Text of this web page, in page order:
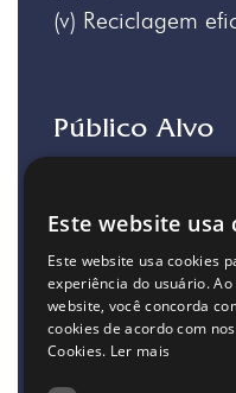
(v) Reciclagem
Público Alvo
O Fundo é
jurídicas,
Brasil,
de investimento,
não residentes,
aplicáveis e as
Este website usa
Este website usa cookies
experiência do usuário.
website, você concorda
cookies de acordo com
Cookies. Ler mais